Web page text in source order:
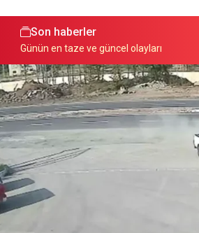
Son haberler
Günün en taze ve güncel olayları